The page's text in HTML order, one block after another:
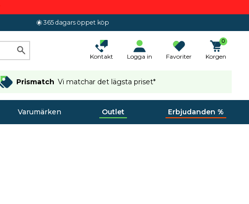
365 dagars öppet köp
Kontakt Logga in Favoriter
0
Korgen
Prismatch Vi matchar det lägsta priset*
Varumärken Outlet Erbjudanden %